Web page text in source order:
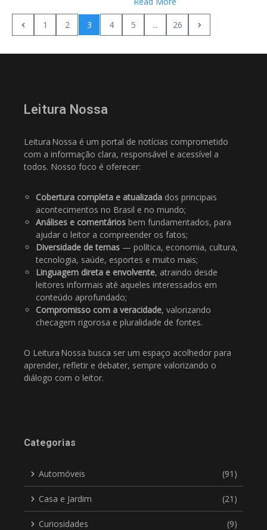
1 2 3 4 5 ... 26
Leitura Nossa
Leitura Nossa é um portal de notícias comprometido
com a informação clara, responsável e acessível a
todos. Nosso foco é oferecer:
Cobertura completa e atualizada dos principais
acontecimentos no Brasil e no mundo;
Análises e comentários bem fundamentados, para
ajudar o leitor a compreender os fatos;
Diversidade de temas — política, economia, cultura,
tecnologia, saúde, esportes e muito mais;
Linguagem direta e envolvente, atraindo desde
leitores informais até aqueles interessados em
conteúdo aprofundado;
Compromisso com a veracidade, valorizando
checagem rigorosa e pluralidade de fontes.
O Leitura Nossa busca ser um espaço acolhedor para
aprender, refletir e debater, sempre valorizando o
diálogo com o leitor.
Categorias
Automóveis (91)
Casa e Jardim (21)
Curiosidades (9)